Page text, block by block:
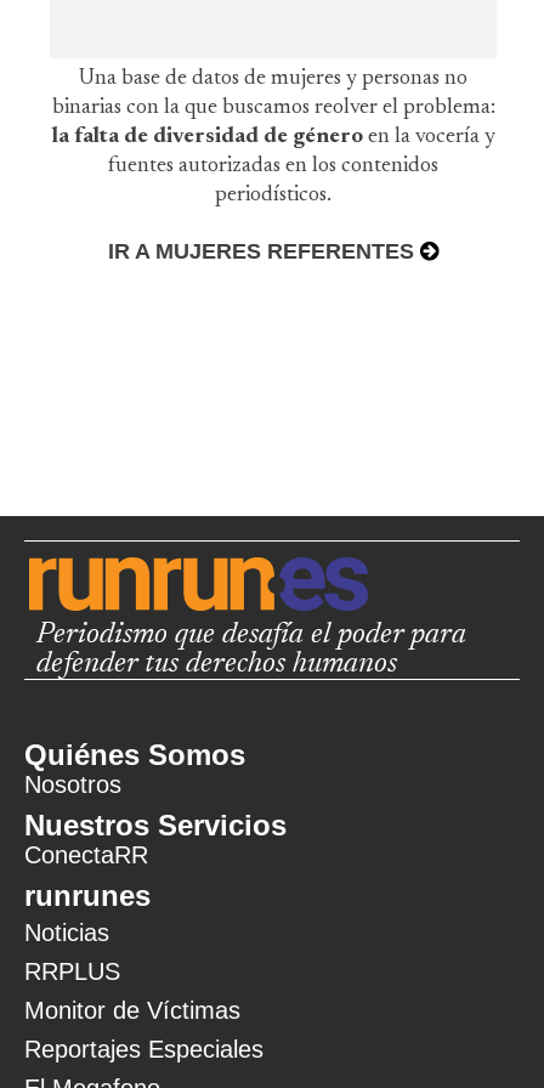
Una base de datos de mujeres y personas no
binarias con la que buscamos reolver el problema:
la falta de diversidad de género en la vocería y
fuentes autorizadas en los contenidos
periodísticos.
IR A MUJERES REFERENTES
Periodismo que desafía el poder para
defender tus derechos humanos
Quiénes Somos
Nosotros
Nuestros Servicios
ConectaRR
runrunes
Noticias
RRPLUS
Monitor de Víctimas
Reportajes Especiales